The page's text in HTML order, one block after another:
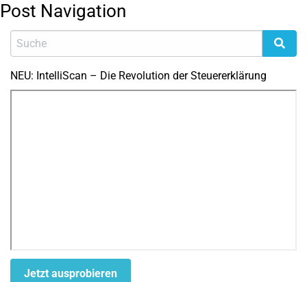
Post Navigation
NEU: IntelliScan – Die Revolution der Steuererklärung
Jetzt ausprobieren